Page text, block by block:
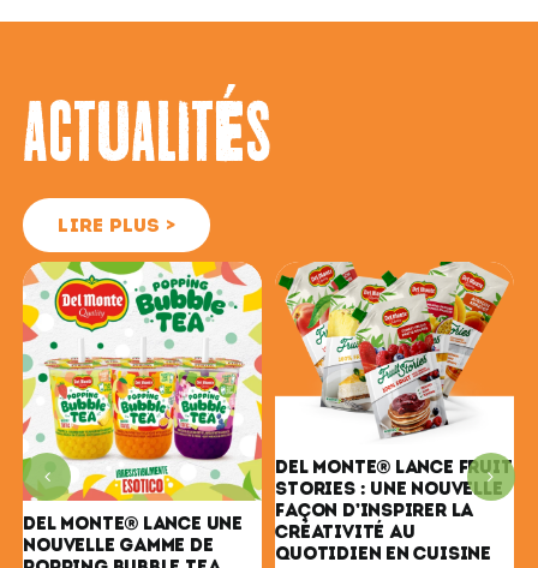
ACtUALItÉS
LIRE PLUS >
DEL MONTE® LANCE UNE
NOUVELLE GAMME DE
DEL MONTE® LANCE FRUIT
STORIES : UNE NOUVELLE
FAÇON D’INSPIRER LA
CRÉATIVITÉ AU
QUOTIDIEN EN CUISINE